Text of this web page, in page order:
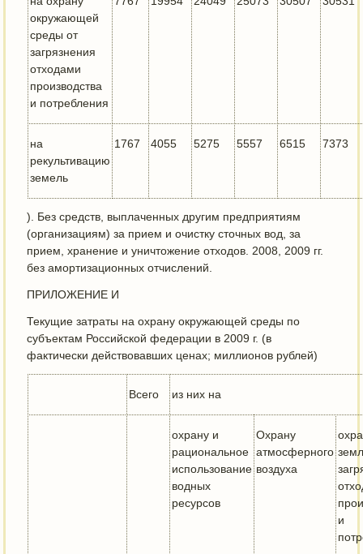
окружающей
среды от
загрязнения
отходами
производства
и потребления
на
рекультивацию
земель
1767 4055 5275 5557 6515 7373
). Без средств, выплаченных другим предприятиям
(организациям) за прием и очистку сточных вод, за
прием, хранение и уничтожение отходов. 2008, 2009 гг.
без амортизационных отчислений.
ПРИЛОЖЕНИЕ И
Текущие затраты на охрану окружающей среды по
субъектам Российской федерации в 2009 г. (в
фактически действовавших ценах; миллионов рублей)
Всего из них на
охрану и
рациональное
использование
водных
ресурсов
Охрану
атмосферного
воздуха
и